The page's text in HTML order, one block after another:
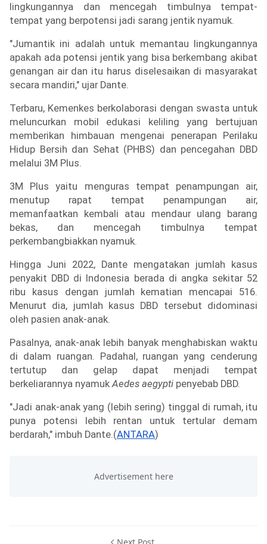
lingkungannya dan mencegah timbulnya tempat-
tempat yang berpotensi jadi sarang jentik nyamuk.
"Jumantik ini adalah untuk memantau lingkungannya
apakah ada potensi jentik yang bisa berkembang akibat
genangan air dan itu harus diselesaikan di masyarakat
secara mandiri," ujar Dante.
Terbaru, Kemenkes berkolaborasi dengan swasta untuk
meluncurkan mobil edukasi keliling yang bertujuan
memberikan himbauan mengenai penerapan Perilaku
Hidup Bersih dan Sehat (PHBS) dan pencegahan DBD
melalui 3M Plus.
3M Plus yaitu menguras tempat penampungan air,
menutup rapat tempat penampungan air,
memanfaatkan kembali atau mendaur ulang barang
bekas, dan mencegah timbulnya tempat
perkembangbiakkan nyamuk.
Hingga Juni 2022, Dante mengatakan jumlah kasus
penyakit DBD di Indonesia berada di angka sekitar 52
ribu kasus dengan jumlah kematian mencapai 516.
Menurut dia, jumlah kasus DBD tersebut didominasi
oleh pasien anak-anak.
Pasalnya, anak-anak lebih banyak menghabiskan waktu
di dalam ruangan. Padahal, ruangan yang cenderung
tertutup dan gelap dapat menjadi tempat
berkeliarannya nyamuk Aedes aegypti penyebab DBD.
"Jadi anak-anak yang (lebih sering) tinggal di rumah, itu
punya potensi lebih rentan untuk tertular demam
berdarah," imbuh Dante.(ANTARA)